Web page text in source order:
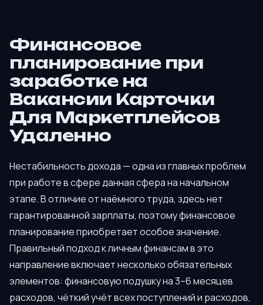
Финансовое
планирование при
заработке на
Вакансии Карточки
Для Маркетплейсов
Удаленно
Нестабильность дохода — одна из главных проблем
при работе в сфере данная сфера на начальном
этапе. В отличие от наёмного труда, здесь нет
гарантированной зарплаты, поэтому финансовое
планирование приобретает особое значение.
Правильный подход к личным финансам в это
направление включает несколько обязательных
элементов: финансовую подушку на 3–6 месяцев
расходов, чёткий учёт всех поступлений и расходов,